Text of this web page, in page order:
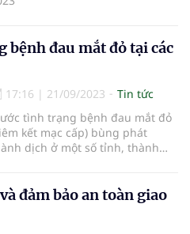
bệnh đau mắt đỏ tại các
17:16 | 21/09/2023
Tin tức
tình trạng bệnh đau mắt đỏ
kết mạc cấp) bùng phát
dịch ở một số tỉnh, thành
tỉnh Nghệ An đã triển khai
biện pháp phòng, chống dịch,
để bệnh gia tăng, lan rộng,
đảm bảo an toàn giao